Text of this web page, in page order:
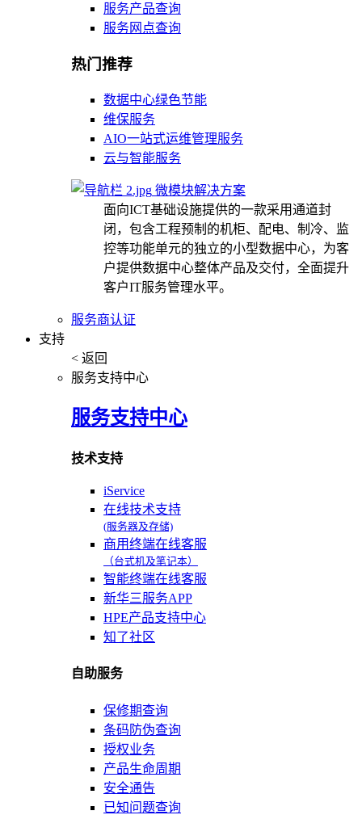
服务产品查询
服务网点查询
热门推荐
数据中心绿色节能
维保服务
AIO一站式运维管理服务
云与智能服务
微模块解决方案
面向ICT基础设施提供的一款采用通道封
闭，包含工程预制的机柜、配电、制冷、监
控等功能单元的独立的小型数据中心，为客
户提供数据中心整体产品及交付，全面提升
客户IT服务管理水平。
服务商认证
支持
< 返回
服务支持中心
服务支持中心
技术支持
iService
在线技术支持
(服务器及存储)
商用终端在线客服
（台式机及笔记本）
智能终端在线客服
新华三服务APP
HPE产品支持中心
知了社区
自助服务
保修期查询
条码防伪查询
授权业务
产品生命周期
安全通告
已知问题查询